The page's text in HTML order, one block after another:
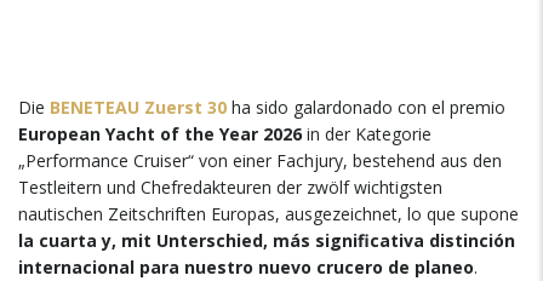
Die BENETEAU Zuerst 30 ha sido galardonado con el premio
European Yacht of the Year 2026 in der Kategorie
„Performance Cruiser“ von einer Fachjury, bestehend aus den
Testleitern und Chefredakteuren der zwölf wichtigsten
nautischen Zeitschriften Europas, ausgezeichnet, lo que supone
la cuarta y, mit Unterschied, más significativa distinción
internacional para nuestro nuevo crucero de planeo.